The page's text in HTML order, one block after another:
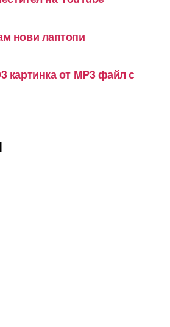
нови лаптопи
картинка от MP3 файл с